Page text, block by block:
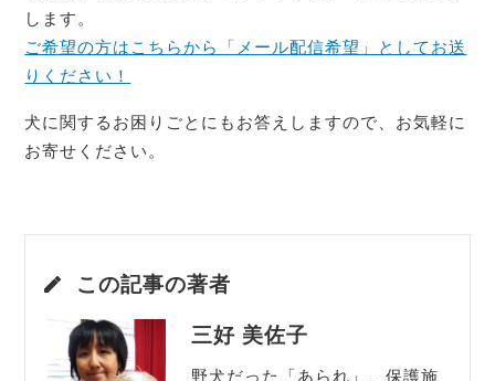
します。
ご希望の方はこちらから「メール配信希望」としてお送
りください！
犬に関するお困りごとにもお答えしますので、お気軽に
お寄せください。
この記事の著者
三好 美佐子
野犬だった「あられ」、保護施